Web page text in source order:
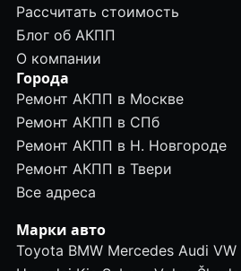
Рассчитать стоимость
Блог об АКПП
О компании
Города
Ремонт АКПП в Москве
Ремонт АКПП в СПб
Ремонт АКПП в Н. Новгороде
Ремонт АКПП в Твери
Все адреса
Марки авто
Toyota BMW Mercedes Audi VW